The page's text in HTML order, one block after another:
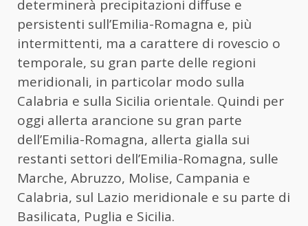
determinerà precipitazioni diffuse e
persistenti sull’Emilia-Romagna e, più
intermittenti, ma a carattere di rovescio o
temporale, su gran parte delle regioni
meridionali, in particolar modo sulla
Calabria e sulla Sicilia orientale. Quindi per
oggi allerta arancione su gran parte
dell’Emilia-Romagna, allerta gialla sui
restanti settori dell’Emilia-Romagna, sulle
Marche, Abruzzo, Molise, Campania e
Calabria, sul Lazio meridionale e su parte di
Basilicata, Puglia e Sicilia.